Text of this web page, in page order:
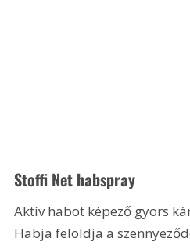
Stoffi Net habspray
Aktív habot képező gyors
Habja feloldja a